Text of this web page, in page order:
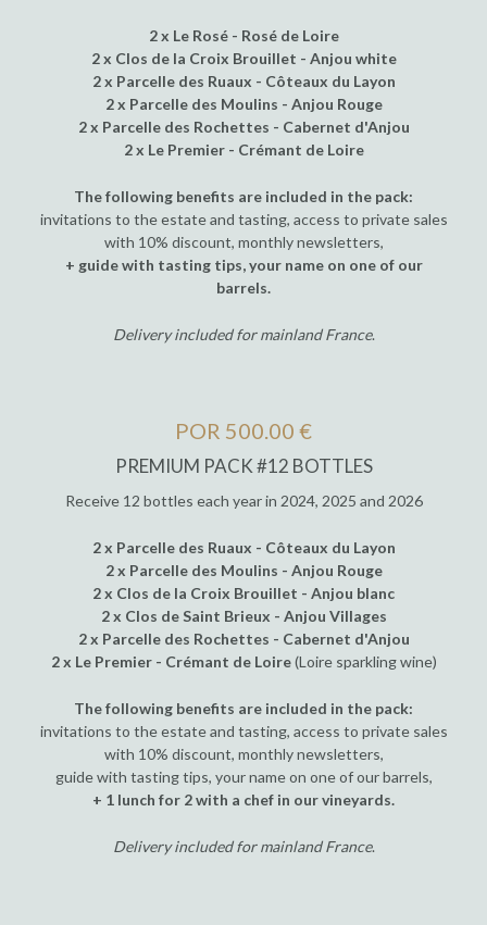
2 x Le Rosé - Rosé de Loire
2 x Clos de la Croix Brouillet - Anjou white
2 x Parcelle des Ruaux - Côteaux du Layon
2 x Parcelle des Moulins - Anjou Rouge
2 x Parcelle des Rochettes - Cabernet d'Anjou
2 x Le Premier - Crémant de Loire
The following benefits are included in the pack:
invitations to the estate and tasting, access to private sales
with 10% discount, monthly newsletters,
+ guide with tasting tips, your name on one of our
barrels.
Delivery included for mainland France.
POR 500.00 €
PREMIUM PACK #12 BOTTLES
Receive 12 bottles each year in 2024, 2025 and 2026
2 x Parcelle des Ruaux - Côteaux du Layon
2 x Parcelle des Moulins - Anjou Rouge
2 x Clos de la Croix Brouillet - Anjou blanc
2 x Clos de Saint Brieux - Anjou Villages
2 x Parcelle des Rochettes - Cabernet d'Anjou
2 x Le Premier - Crémant de Loire(Loire sparkling wine)
The following benefits are included in the pack:
invitations to the estate and tasting, access to private sales
with 10% discount, monthly newsletters,
guide with tasting tips, your name on one of our barrels,
+ 1 lunch for 2 with a chef in our vineyards.
Delivery included for mainland France.